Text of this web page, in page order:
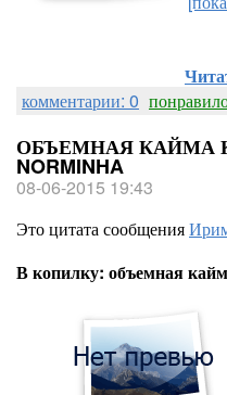
комментарии: 0
ОБЪЕМНАЯ КАЙМА
NORMINHA
08-06-2015 19:43
Это цитата сообщения
В копилку: объемная